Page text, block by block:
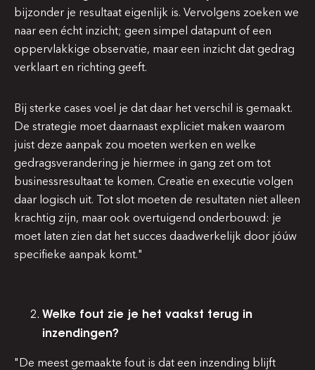
bijzonder je resultaat eigenlijk is. Vervolgens zoeken we
naar een écht inzicht; geen simpel datapunt of een
oppervlakkige observatie, maar een inzicht dat gedrag
verklaart en richting geeft.
Bij sterke cases voel je dat daar het verschil is gemaakt.
De strategie moet daarnaast expliciet maken waarom
juist deze aanpak zou moeten werken en welke
gedragsverandering je hiermee in gang zet om tot
businessresultaat te komen. Creatie en executie volgen
daar logisch uit. Tot slot moeten de resultaten niet alleen
krachtig zijn, maar ook overtuigend onderbouwd: je
moet laten zien dat het succes daadwerkelijk door jóúw
specifieke aanpak komt."
Welke fout zie je het vaakst terug in
inzendingen?
"De meest gemaakte fout is dat een inzending blijft